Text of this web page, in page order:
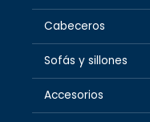
Cabeceros
Sofás y sillones
Accesorios